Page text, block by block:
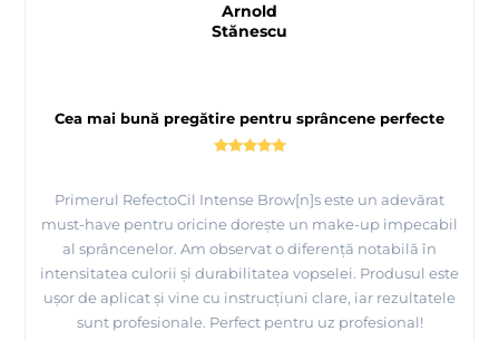
Cea mai bună pregătire pentru sprâncene perfecte
Primerul RefectoCil Intense Brow[n]s este un adevărat
must-have pentru oricine dorește un make-up impecabil
al sprâncenelor. Am observat o diferență notabilă în
intensitatea culorii și durabilitatea vopselei. Produsul este
ușor de aplicat și vine cu instrucțiuni clare, iar rezultatele
sunt profesionale. Perfect pentru uz profesional!
Arnold
Stănescu